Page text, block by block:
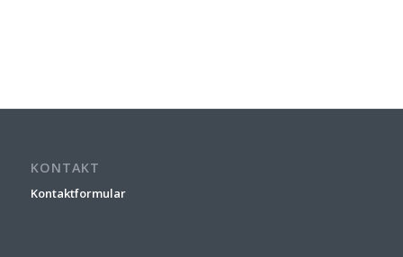
KONTAKT
Kontaktformular